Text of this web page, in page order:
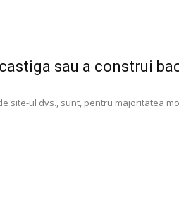
sau a construi
site-ul dvs., sunt, pentru majoritatea